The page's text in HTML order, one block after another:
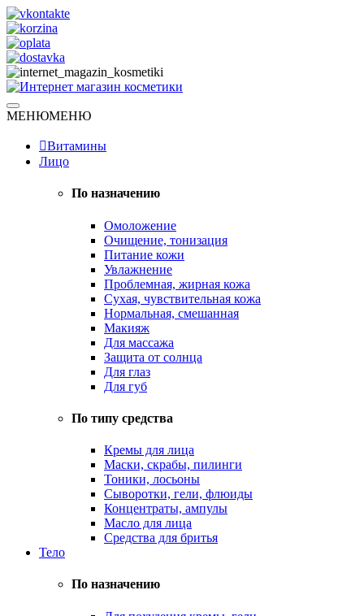
Skip
to
content
Интернет магазин косметики
Натуральная косметика
МЕНЮМЕНЮ
Витамины
Лицо
По назначению
Омоложение
Очищение, тонизация
Питание кожи
Увлажнение
Проблемная, жирная кожа
Сухая, чувствительная кожа
Нормальная, смешанная
Макияж
Для массажа
Защита от солнца
Для глаз
Для губ
По типу средства
Кремы для лица
Маски, скрабы, пилинги
Тоники, лосьоны
Сыворотки, гели, флюиды
Концентраты, ампулы
Масло для лица
Средства для бритья
Тело
По назначению